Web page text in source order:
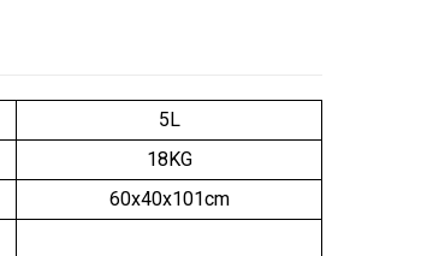
5L
18KG
60x40x101cm